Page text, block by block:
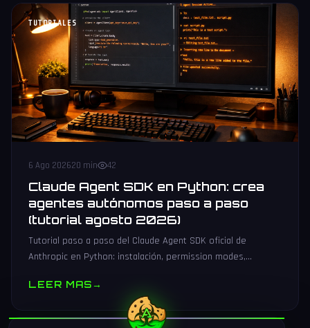
TUTORIALES
6 Ago 202620 min 42
Claude Agent SDK en Python: crea
agentes autónomos paso a paso
(tutorial agosto 2026)
Tutorial paso a paso del Claude Agent SDK oficial de
Anthropic en Python: instalación, permission modes,
producción.
LEER MAS→